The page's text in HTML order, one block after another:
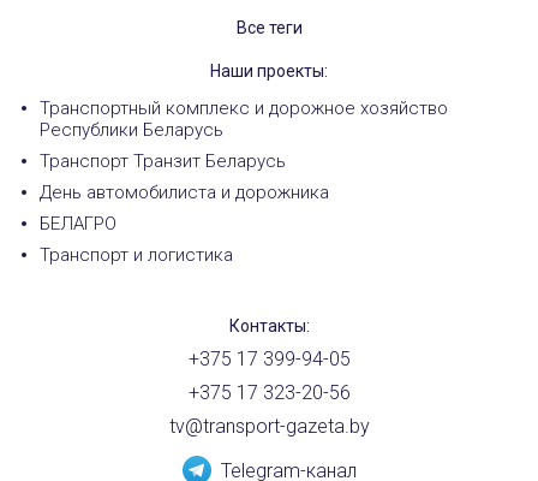
Все теги
Наши проекты:
Транспортный комплекс и дорожное хозяйство
Республики Беларусь
Транспорт Транзит Беларусь
День автомобилиста и дорожника
БЕЛАГРО
Транспорт и логистика
Контакты:
+375 17 399-94-05
+375 17 323-20-56
tv@transport-gazeta.by
Telegram-канал